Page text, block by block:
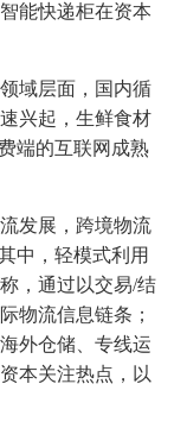
能快递柜在资本
域层面，国内循
兴起，生鲜食材
端的互联网成熟
发展，跨境物流
中，轻模式利用
，通过以交易/结
物流信息链条；
外仓储、专线运
本关注热点，以